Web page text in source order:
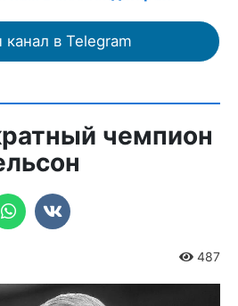
в Telegram
чемпион
487